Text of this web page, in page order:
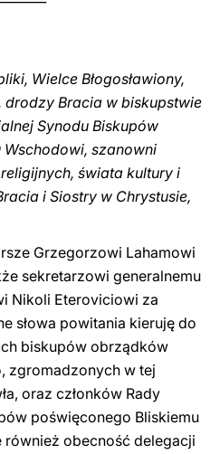
Wielce Błogosławiony,
Bracia w biskupstwie
Synodu Biskupów
szanowni
świata kultury i
i Siostry w Chrystusie,
Grzegorzowi Lahamowi
sekretarzowi generalnemu
Nikoli Eteroviciowi za
słowa powitania kieruję do
biskupów obrządków
zgromadzonych w tej
oraz członków Rady
poświęconego Bliskiemu
również obecność delegacji